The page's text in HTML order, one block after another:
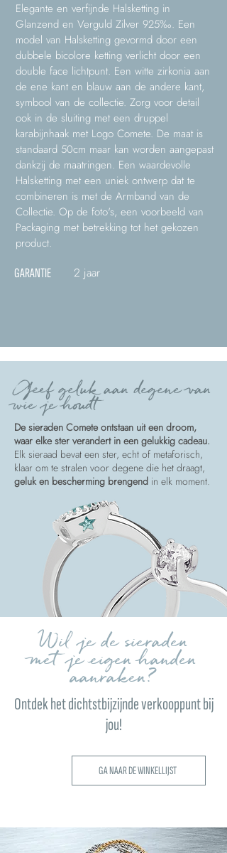
Elegante en verfijnde Halsketting in
Glanzend en Verguld Zilver 925‰. Een
model van Halsketting gevormd door een
dubbele bicolore ketting verlicht door een
double face lichtpunt. Een witte zirkonia aan
de ene kant en blauw aan de andere kant,
symbool van de collectie. Zorg voor detail
ook in de sluiting met een druppel
karabijnhaak met Logo Comete. De maat is
standaard 50cm maar kan worden aangepast
dankzij de maatringen. Een waardevolle
Halsketting met een uniek ontwerp dat te
combineren is met de Armband van de
Collectie. Op de foto's, een voorbeeld van
Packaging met betrekking tot het gekozen
product.
GARANTIE 2 jaar
Geef geluk aan degene van
wie je houdt
De sieraden Comete ontstaan uit een droom,
waar elke ster verandert in een gelukkig cadeau.
Elk sieraad bevat een ster, echt of metaforisch,
klaar om te stralen voor degene die het draagt,
geluk en bescherming brengend in elk moment.
Wil je de sieraden
met je eigen handen
aanraken?
Ontdek het dichtstbijzijnde verkooppunt bij
jou!
GA NAAR DE WINKELLIJST